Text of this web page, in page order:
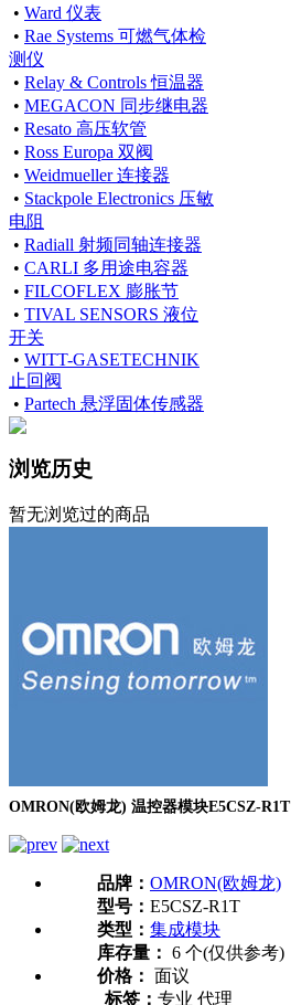
• Ward 仪表
• Rae Systems 可燃气体检
测仪
• Relay & Controls 恒温器
• MEGACON 同步继电器
• Resato 高压软管
• Ross Europa 双阀
• Weidmueller 连接器
• Stackpole Electronics 压敏
电阻
• Radiall 射频同轴连接器
• CARLI 多用途电容器
• FILCOFLEX 膨胀节
• TIVAL SENSORS 液位
开关
• WITT-GASETECHNIK
止回阀
• Partech 悬浮固体传感器
浏览历史
暂无浏览过的商品
OMRON(欧姆龙) 温控器模块E5CSZ-R1T
品牌： OMRON(欧姆龙)
型号： E5CSZ-R1T
类型： 集成模块
库存量： 6 个(仅供参考)
价格： 面议
标签： 专业 代理